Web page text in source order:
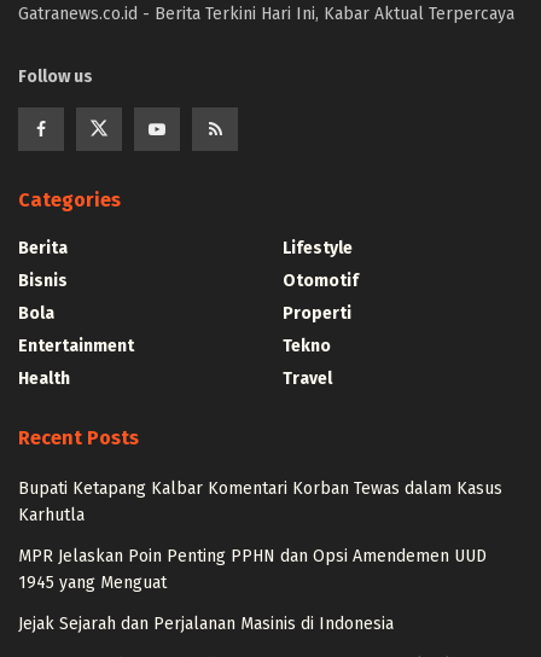
Gatranews.co.id - Berita Terkini Hari Ini, Kabar Aktual Terpercaya
Follow us
Categories
Berita
Bisnis
Bola
Entertainment
Health
Lifestyle
Otomotif
Properti
Tekno
Travel
Recent Posts
Bupati Ketapang Kalbar Komentari Korban Tewas dalam Kasus
Karhutla
MPR Jelaskan Poin Penting PPHN dan Opsi Amendemen UUD
1945 yang Menguat
Jejak Sejarah dan Perjalanan Masinis di Indonesia